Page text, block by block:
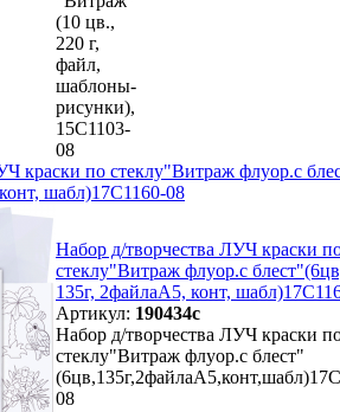
(10 цв.,
220 г,
файл,
шаблоны-
рисунки),
15С1103-
08
краски по стеклу"Витраж флуор.с
шабл)17С1160-08
Набор д/творчества ЛУЧ краски
стеклу"Витраж флуор.с
135г, 2файлаА5, конт,
Артикул: 190434с
Набор д/творчества ЛУЧ краски
стеклу"Витраж флуор.с блест"
08